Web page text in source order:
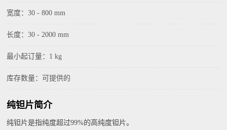
宽度：30 - 800 mm
长度：30 - 2000 mm
最小起订量：1 kg
库存数量：可提供的
纯钽片简介
纯钽片是指纯度超过99%的高纯度钽片。